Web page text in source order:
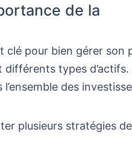
de la
clé pour bien gérer son
types d’actifs.
des
plusieurs stratégies de